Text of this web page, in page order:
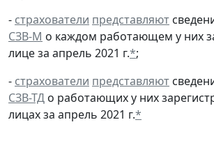
- страхователи представляют
СЗВ-М о каждом работающем у них
лице за апрель 2021 г.*;
- страхователи представляют
СЗВ-ТД о работающих у них
лицах за апрель 2021 г.*